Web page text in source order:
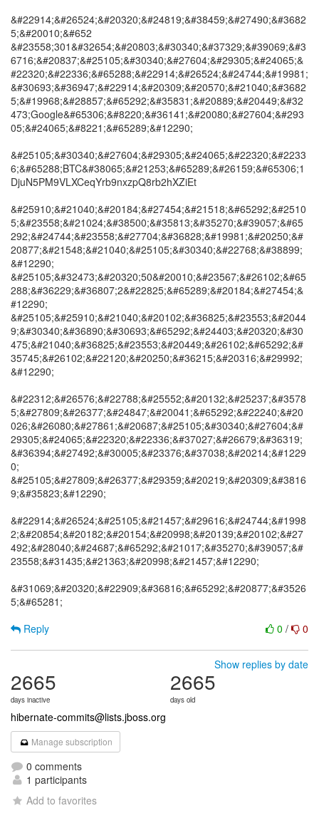
&#22914;&#26524;&#20320;&#24819;&#38459;&#27490;&#3682
5;&#20010;&#652
&#23558;301&#32654;&#20803;&#30340;&#37329;&#39069;&#3
6716;&#20837;&#25105;&#30340;&#27604;&#29305;&#24065;&
#22320;&#22336;&#65288;&#22914;&#26524;&#24744;&#19981;
&#30693;&#36947;&#22914;&#20309;&#20570;&#21040;&#3682
5;&#19968;&#28857;&#65292;&#35831;&#20889;&#20449;&#32
473;Google&#65306;&#8220;&#36141;&#20080;&#27604;&#293
05;&#24065;&#8221;&#65289;&#12290;
&#25105;&#30340;&#27604;&#29305;&#24065;&#22320;&#2233
6;&#65288;BTC&#38065;&#21253;&#65289;&#26159;&#65306;1
DjuN5PM9VLXCeqYrb9nxzpQ8rb2hXZiEt
&#25910;&#21040;&#20184;&#27454;&#21518;&#65292;&#2510
5;&#23558;&#21024;&#38500;&#35813;&#35270;&#39057;&#65
292;&#24744;&#23558;&#27704;&#36828;&#19981;&#20250;&#
20877;&#21548;&#21040;&#25105;&#30340;&#22768;&#38899;
&#12290;
&#25105;&#32473;&#20320;50&#20010;&#23567;&#26102;&#65
288;&#36229;&#36807;2&#22825;&#65289;&#20184;&#27454;&
#12290;
&#25105;&#25910;&#21040;&#20102;&#36825;&#23553;&#2044
9;&#30340;&#36890;&#30693;&#65292;&#24403;&#20320;&#30
475;&#21040;&#36825;&#23553;&#20449;&#26102;&#65292;&#
35745;&#26102;&#22120;&#20250;&#36215;&#20316;&#29992;
&#12290;
&#22312;&#26576;&#22788;&#25552;&#20132;&#25237;&#3578
5;&#27809;&#26377;&#24847;&#20041;&#65292;&#22240;&#20
026;&#26080;&#27861;&#20687;&#25105;&#30340;&#27604;&#
29305;&#24065;&#22320;&#22336;&#37027;&#26679;&#36319;
&#36394;&#27492;&#30005;&#23376;&#37038;&#20214;&#1229
0;
&#25105;&#27809;&#26377;&#29359;&#20219;&#20309;&#3816
9;&#35823;&#12290;
&#22914;&#26524;&#25105;&#21457;&#29616;&#24744;&#1998
2;&#20854;&#20182;&#20154;&#20998;&#20139;&#20102;&#27
492;&#28040;&#24687;&#65292;&#21017;&#35270;&#39057;&#
23558;&#31435;&#21363;&#20998;&#21457;&#12290;
&#31069;&#20320;&#22909;&#36816;&#65292;&#20877;&#3526
5;&#65281;
0 / 0
Reply
Show replies by date
2665
days inactive
2665
days old
hibernate-commits@lists.jboss.org
Manage subscription
0 comments
1 participants
Add to favorites